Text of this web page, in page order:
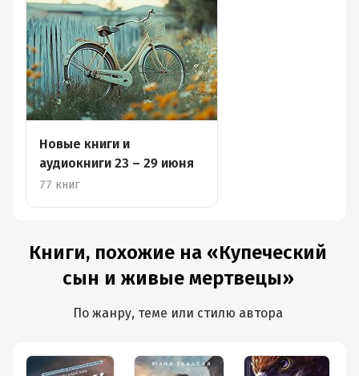
Новые книги и
аудиокниги 23 – 29 июня
77 книг
Книги, похожие на «Купеческий
сын и живые мертвецы»
По жанру, теме или стилю автора